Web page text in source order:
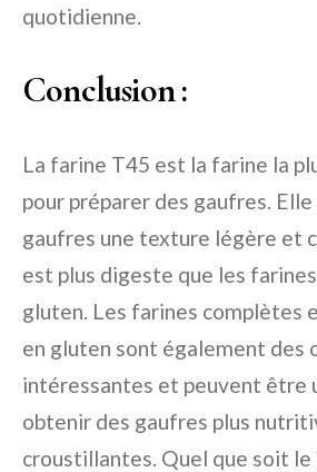
quotidienne.
Conclusion :
La farine T45 est la farine la
pour préparer des gaufres. Elle
gaufres une texture légère et
est plus digeste que les
gluten. Les farines complètes
en gluten sont également des
intéressantes et peuvent être
obtenir des gaufres plus
croustillantes. Quel que soit